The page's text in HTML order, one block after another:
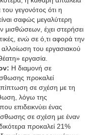
γεγονότος ότι η
σαφώς μεγαλύτερη
μισθώσεων, έχει στερήσει
ενώ σε ό,τι αφορά την
του εργασιακού
εργασία.
Η διαμονή σε
προκαλεί
σε σχέση με τη
λόγω της
επιδεικνύει ένας
σε σχέση με έναν
προκαλεί 21%